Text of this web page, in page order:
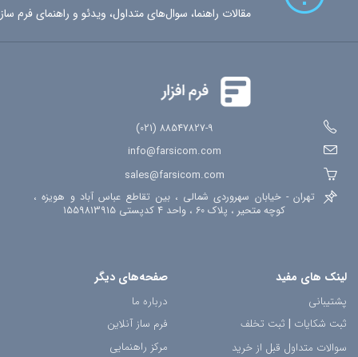
مقالات راهنما، سوال‌های متداول، ویدئو و راهنمای فرم ساز
88547827-9 (021)
info@farsicom.com
sales@farsicom.com
تهران - خیابان سهروردی شمالی ، بین تقاطع عباس آباد و هویزه ،
کوچه متحیر ، پلاک 60 ، واحد 4 کدپستی 1559813915
لینک های مفید
پشتیبانی
ثبت شکایات | ثبت تخلف
سوالات متداول قبل از خرید
صفحه‌های دیگر
درباره ما
فرم ساز آنلاین
مرکز راهنمایی